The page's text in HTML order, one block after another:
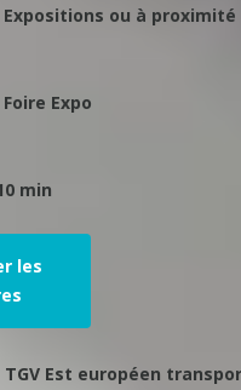
Expositions ou à
Expo
min
les
TGV Est européen